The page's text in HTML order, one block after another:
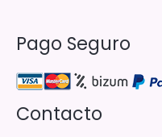
Pago Seguro
Contacto